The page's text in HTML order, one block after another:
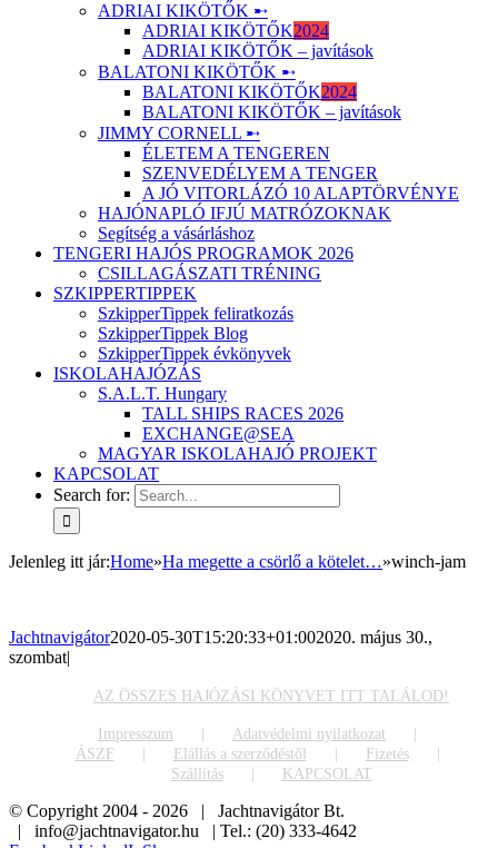
ADRIAI KIKÖTŐK ➸
ADRIAI KIKÖTŐK2024
ADRIAI KIKÖTŐK – javítások
BALATONI KIKÖTŐK ➸
BALATONI KIKÖTŐK2024
BALATONI KIKÖTŐK – javítások
JIMMY CORNELL ➸
ÉLETEM A TENGEREN
SZENVEDÉLYEM A TENGER
A JÓ VITORLÁZÓ 10 ALAPTÖRVÉNYE
HAJÓNAPLÓ IFJÚ MATRÓZOKNAK
Segítség a vásárláshoz
TENGERI HAJÓS PROGRAMOK 2026
CSILLAGÁSZATI TRÉNING
SZKIPPERTIPPEK
SzkipperTippek feliratkozás
SzkipperTippek Blog
SzkipperTippek évkönyvek
ISKOLAHAJÓZÁS
S.A.L.T. Hungary
TALL SHIPS RACES 2026
EXCHANGE@SEA
MAGYAR ISKOLAHAJÓ PROJEKT
KAPCSOLAT
Search for:
Jelenleg itt jár:Home»Ha megette a csörlő a kötelet…»winch-jam
Jachtnavigátor2020-05-30T15:20:33+01:002020. május 30.,
szombat|
AZ ÖSSZES HAJÓZÁSI KÖNYVET ITT TALÁLOD!
Impresszum
Adatvédelmi nyilatkozat
ÁSZF
Elállás a szerződéstől
Fizetés
Szállítás
KAPCSOLAT
© Copyright 2004 - 2026 | Jachtnavigátor Bt.
| info@jachtnavigator.hu | Tel.: (20) 333-4642